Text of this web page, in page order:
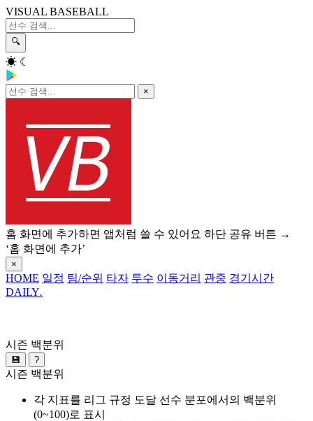
VISUAL BASEBALL
🔍
☀ ☾
×
홈 화면에 추가하면 앱처럼 쓸 수 있어요 하단 공유 버튼 →
‘홈 화면에 추가’
×
HOME 일정 팀/순위 타자 투수 이동거리 관중 경기시간
DAILY.
시즌 백분위
💾 ?
시즌 백분위
각 지표를 리그 규정 도달 선수 분포에서의 백분위
(0~100)로 표시